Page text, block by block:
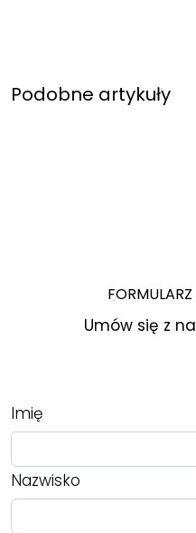
Podobne artykuły
Umów się z
Imię
Nazwisko